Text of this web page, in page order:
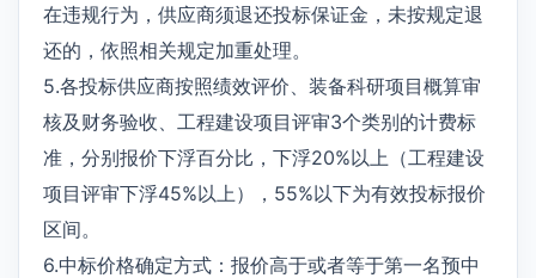
在违规行为，供应商须退还投标保证金，未按规定退
还的，依照相关规定加重处理。
5.各投标供应商按照绩效评价、装备科研项目概算审
核及财务验收、工程建设项目评审3个类别的计费标
准，分别报价下浮百分比，下浮20%以上（工程建设
项目评审下浮45%以上），55%以下为有效投标报价
区间。
6.中标价格确定方式：报价高于或者等于第一名预中